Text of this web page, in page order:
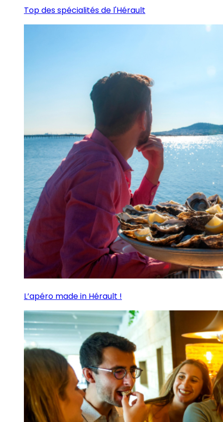
Top des spécialités de l'Hérault
L’apéro made in Hérault !